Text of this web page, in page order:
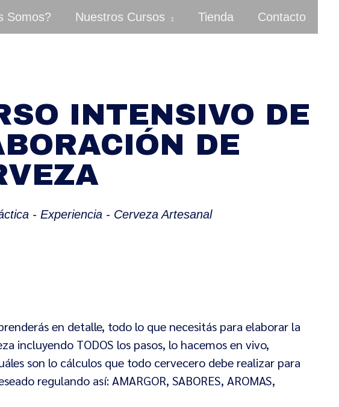
Somos? Nuestros Cursos Tienda Contacto
INTENSIVO DE
DE
- Experiencia - Cerveza Artesanal
en detalle, todo lo que necesitás para elaborar la
incluyendo TODOS los pasos, lo hacemos en vivo,
son lo cálculos que todo cervecero debe realizar para
regulando así: AMARGOR, SABORES, AROMAS,